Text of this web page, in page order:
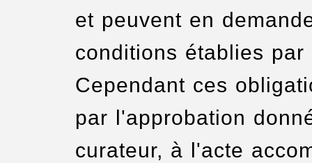
et peuvent en
conditions établies
Cependant ces
par l'approbation
curateur, à l'acte